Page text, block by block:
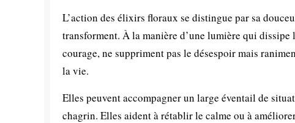
L’action des élixirs floraux se distingue par sa
transforment. À la manière d’une lumière qui
courage, ne suppriment pas le désespoir mais
la vie.
Elles peuvent accompagner un large éventail de
chagrin. Elles aident à rétablir le calme ou à